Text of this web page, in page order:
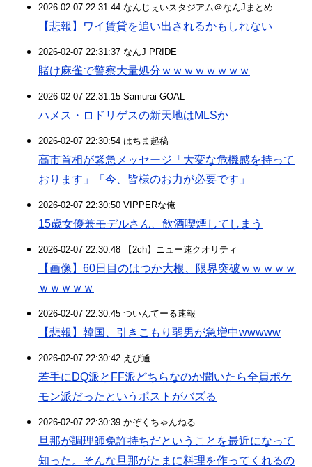
2026-02-07 22:31:44 なんじぇいスタジアム＠なんJまとめ
【悲報】ワイ賃貸を追い出されるかもしれない
2026-02-07 22:31:37 なんJ PRIDE
賭け麻雀で警察大量処分ｗｗｗｗｗｗｗｗ
2026-02-07 22:31:15 Samurai GOAL
ハメス・ロドリゲスの新天地はMLSか
2026-02-07 22:30:54 はちま起稿
高市首相が緊急メッセージ「大変な危機感を持って
おります」「今、皆様のお力が必要です」
2026-02-07 22:30:50 VIPPERな俺
15歳女優兼モデルさん、飲酒喫煙してしまう
2026-02-07 22:30:48 【2ch】ニュー速クオリティ
【画像】60日目のはつか大根、限界突破ｗｗｗｗｗ
ｗｗｗｗｗ
2026-02-07 22:30:45 ついんてーる速報
【悲報】韓国、引きこもり弱男が急増中wwwww
2026-02-07 22:30:42 えび通
若手にDQ派とFF派どちらなのか聞いたら全員ポケ
モン派だったというポストがバズる
2026-02-07 22:30:39 かぞくちゃんねる
旦那が調理師免許持ちだということを最近になって
知った。そんな旦那がたまに料理を作ってくれるの